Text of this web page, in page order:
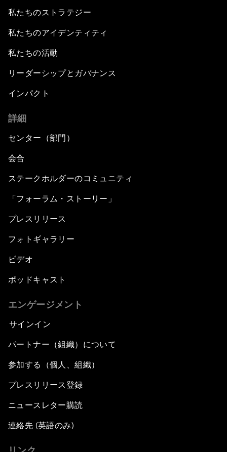
私たちのストラテジー
私たちのアイデンティティ
私たちの活動
リーダーシップとガバナンス
インパクト
詳細
センター（部門）
会合
ステークホルダーのコミュニティ
「フォーラム・ストーリー」
プレスリリース
フォトギャラリー
ビデオ
ポッドキャスト
エンゲージメント
サインイン
パートナー（組織）について
参加する（個人、組織）
プレスリリース登録
ニュースレター購読
連絡先 (英語のみ)